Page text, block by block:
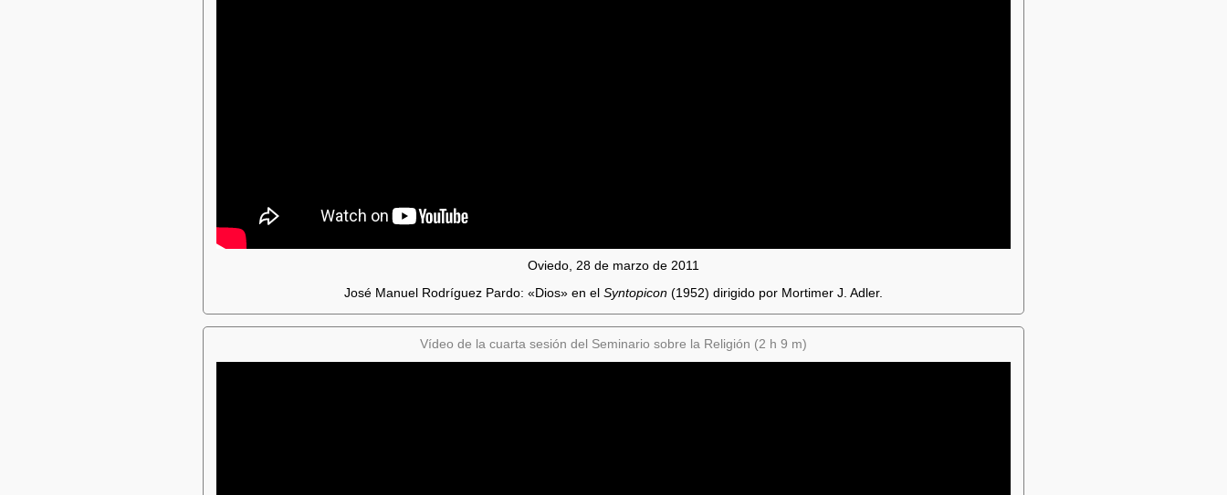
Oviedo, 28 de marzo de 2011
José Manuel Rodríguez Pardo: «Dios» en el Syntopicon (1952) dirigido por Mortimer J. Adler.
Vídeo de la cuarta sesión del Seminario sobre la Religión (2 h 9 m)